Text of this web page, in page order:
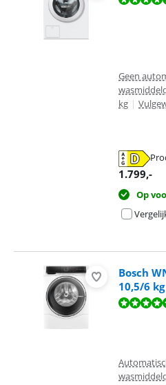
Geen
kg |
1.799,-
Op
Bosch
10,5/6 kg
Beoordeling is 9,7 van de 10,